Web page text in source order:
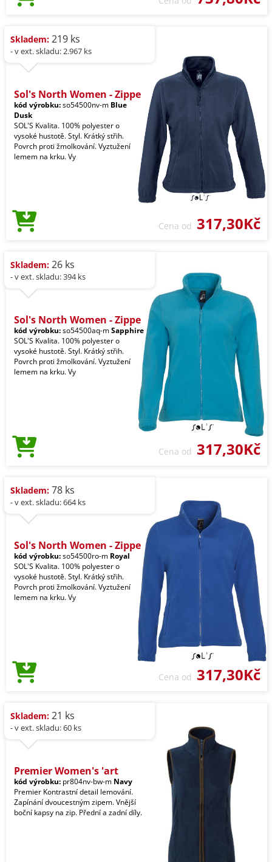
Skladem: 219 ks
- v ext. skladu: 2.967 ks
Sol's North Women - Zippe
kód výrobku:so54500nv-m Blue
Dusk
SOL'S Kvalita. 100% polyester o
vysoké hustotě. Styl. Krátký střih.
Povrch proti žmolkování. Vyztužení
lemem na krku. Vy
Cena od 317,30Kč
Skladem: 26 ks
- v ext. skladu: 394 ks
Sol's North Women - Zippe
kód výrobku:so54500aq-mSapphire
SOL'S Kvalita. 100% polyester o
vysoké hustotě. Styl. Krátký střih.
Povrch proti žmolkování. Vyztužení
lemem na krku. Vy
Cena od 317,30Kč
Skladem: 78 ks
- v ext. skladu: 664 ks
Sol's North Women - Zippe
kód výrobku:so54500ro-m Royal
SOL'S Kvalita. 100% polyester o
vysoké hustotě. Styl. Krátký střih.
Povrch proti žmolkování. Vyztužení
lemem na krku. Vy
Cena od 317,30Kč
Skladem: 21 ks
- v ext. skladu: 60 ks
Premier Women's 'art
kód výrobku: pr804nv-bw-m Navy
Premier Kontrastní detail lemování.
Zapínání dvoucestným zipem. Vnější
boční kapsy na zip. Přední a zadní díly.